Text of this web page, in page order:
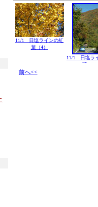
11/1 日塩ラインの紅
葉（4）
11/1 日塩ラ
葉（3
前へ<<